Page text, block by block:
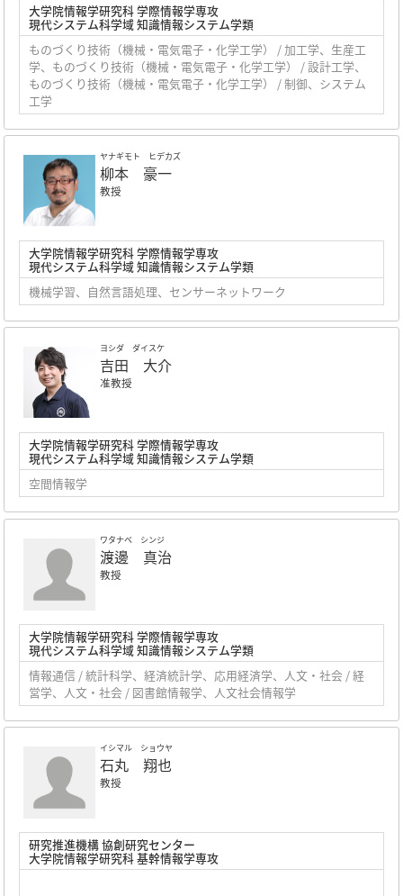
大学院情報学研究科 学際情報学専攻
現代システム科学域 知識情報システム学類
ものづくり技術（機械・電気電子・化学工学） / 加工学、生産工
学、ものづくり技術（機械・電気電子・化学工学） / 設計工学、
ものづくり技術（機械・電気電子・化学工学） / 制御、システム
工学
ヤナギモト ヒデカズ
柳本 豪一
教授
大学院情報学研究科 学際情報学専攻
現代システム科学域 知識情報システム学類
機械学習、自然言語処理、センサーネットワーク
ヨシダ ダイスケ
吉田 大介
准教授
大学院情報学研究科 学際情報学専攻
現代システム科学域 知識情報システム学類
空間情報学
ワタナベ シンジ
渡邊 真治
教授
大学院情報学研究科 学際情報学専攻
現代システム科学域 知識情報システム学類
情報通信 / 統計科学、経済統計学、応用経済学、人文・社会 / 経
営学、人文・社会 / 図書館情報学、人文社会情報学
イシマル ショウヤ
石丸 翔也
教授
研究推進機構 協創研究センター
大学院情報学研究科 基幹情報学専攻